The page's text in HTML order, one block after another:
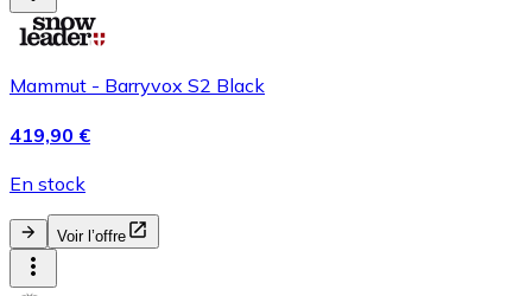
Mammut - Barryvox S2 Black
419,90 €
En stock
Voir l’offre